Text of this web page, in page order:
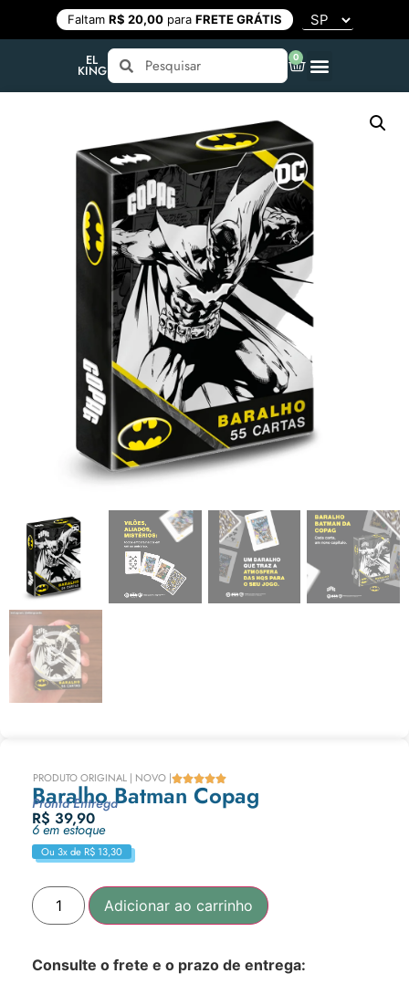
Faltam R$ 20,00para FRETE GRÁTIS
EL
KING
0
PRODUTO ORIGINAL | NOVO |
Baralho Batman Copag
Pronta Entrega
R$ 39,90
6 em estoque
Ou 3x de R$ 13,30
Adicionar ao carrinho
Consulte o frete e o prazo de entrega: